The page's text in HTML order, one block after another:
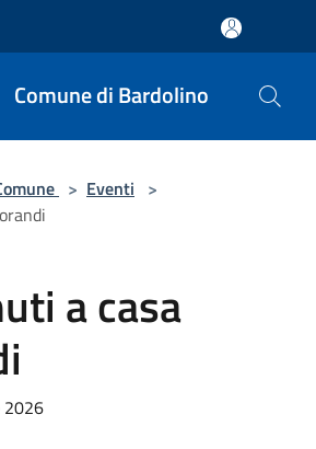
Comune di Bardolino
> Eventi >
a casa
2026